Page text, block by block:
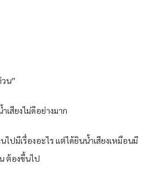
น”
สียงไม่ดีอย่างมาก
ปมีเรื่องอะไร แต่ได้ยินน้ำเสียงเหมือนมี
ต้องขึ้นไป